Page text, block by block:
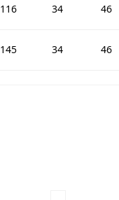
116 34 46
145 34 46